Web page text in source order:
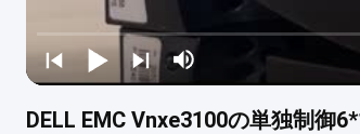
DELL EMC Vnxe3100の単独制御